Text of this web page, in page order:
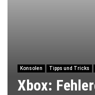
Konsolen Tipps und Tricks
Xbox: